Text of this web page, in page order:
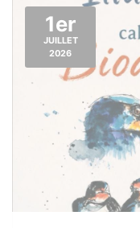
1er
JUILLET
2026